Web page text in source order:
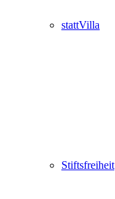
stattVilla
Stiftsfreiheit